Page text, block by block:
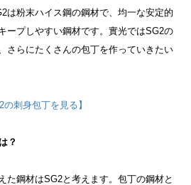
は粉末ハイス鋼の鋼材で、均一な安定的
ープしやすい鋼材です。實光ではSG2の
さらにたくさんの包丁を作っていきたい
の刺身包丁を見る】
？
た鋼材はSG2と考えます。包丁の鋼材と